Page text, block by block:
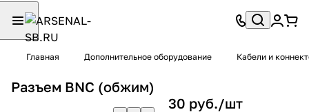
Главная Дополнительное оборудование Кабели и
Разъем BNC (обжим)
30 руб./шт